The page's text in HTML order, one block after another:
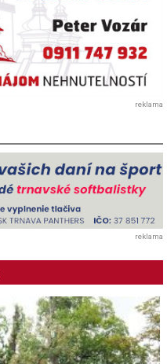
reklama
reklama